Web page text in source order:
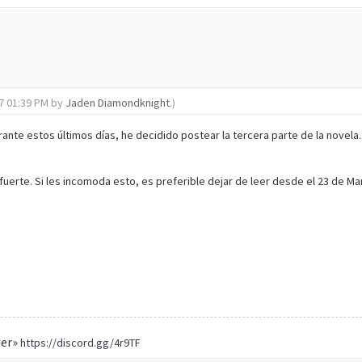
PM by Jaden Diamondknight.)
estos últimos días, he decidido postear la tercera parte de la
Si les incomoda esto, es preferible dejar de leer desde el 23 de
https://discord.gg/4r9TF